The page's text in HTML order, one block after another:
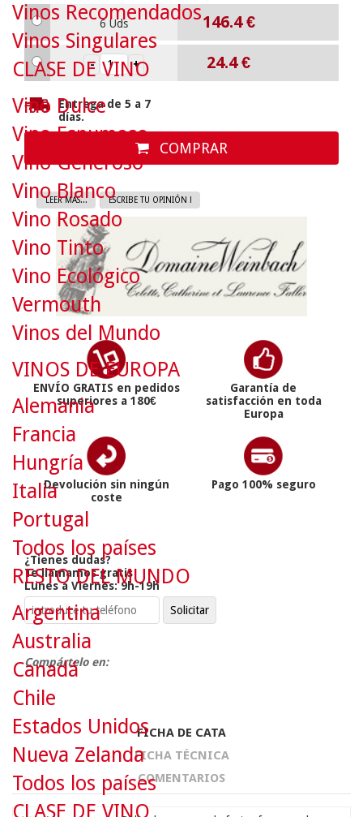
6 Uds 146.4€
24.4€
Entrega de 5 a 7
días.
COMPRAR
LEER MAS... ESCRIBE TU OPINIÓN !
ENVÍO GRATIS en pedidos
superiores a 180€
Garantía de
satisfacción en toda
Europa
Devolución sin ningún
coste
Pago 100% seguro
¿Tienes dudas?
Te llamamos gratis
Lunes a Viernes: 9h-19h
Compártelo en:
FICHA DE CATA
FICHA TÉCNICA
COMENTARIOS
Vinos Recomendados
Vinos Singulares
CLASE DE VINO
Vino Dulce
Vino Espumoso
Vino Generoso
Vino Blanco
Vino Rosado
Vino Tinto
Vino Ecológico
Vermouth
Vinos del Mundo
VINOS DE EUROPA
Alemania
Francia
Hungría
Italia
Portugal
Todos los países
RESTO DEL MUNDO
Argentina
Australia
Canadá
Chile
Estados Unidos
Nueva Zelanda
Todos los países
CLASE DE VINO